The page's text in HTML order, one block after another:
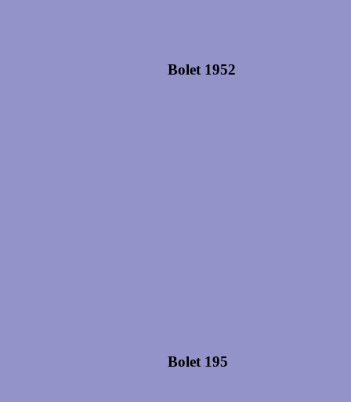
Bolet 1952
Bolet 195